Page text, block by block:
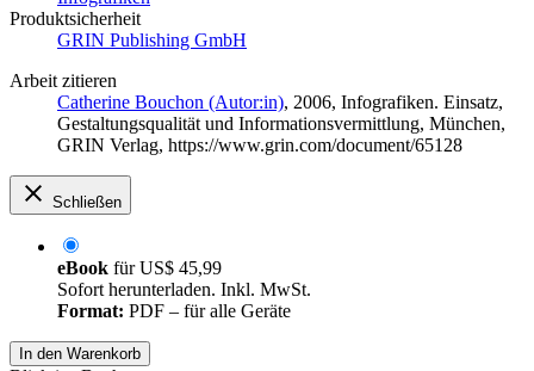
Produktsicherheit
GRIN Publishing GmbH
Arbeit zitieren
Catherine Bouchon (Autor:in), 2006, Infografiken. Einsatz,
Gestaltungsqualität und Informationsvermittlung, München,
GRIN Verlag, https://www.grin.com/document/65128
Schließen
eBook fürUS$ 45,99
Sofort herunterladen. Inkl. MwSt.
Format: PDF – für alle Geräte
In den Warenkorb